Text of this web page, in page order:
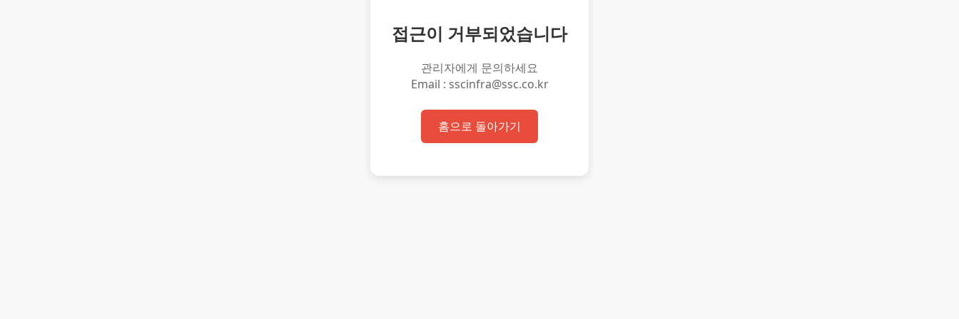
접근이 거부되었습니다
관리자에게 문의하세요
Email : sscinfra@ssc.co.kr
홈으로 돌아가기